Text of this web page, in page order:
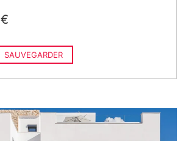
SAUVEGARDER